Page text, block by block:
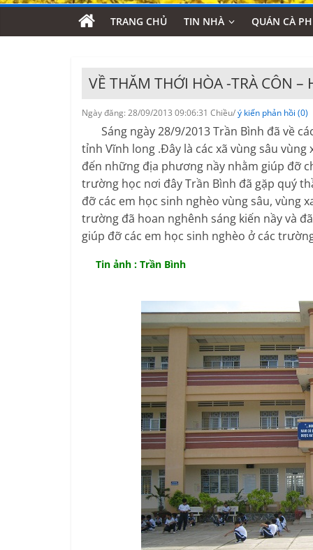
TRANG CHỦ TIN NHÀ QUÁN CÀ
VỀ THĂM THỚI HÒA -TRÀ CÔN –
Ngày đăng: 28/09/2013 09:06:31 Chiều/ý kiến phản hồi (0)
Sáng ngày 28/9/2013 Trần Bình đã về
tỉnh Vĩnh long .Đây là các xã vùng sâu
đến những địa phương nầy nhằm giúp đỡ
trường học nơi đây Trần Bình đã gặp quý
đỡ các em học sinh nghèo vùng sâu, vùng
trường đã hoan nghênh sáng kiến nầy và
giúp đỡ các em học sinh nghèo ở các
Tin ảnh : Trần Bình